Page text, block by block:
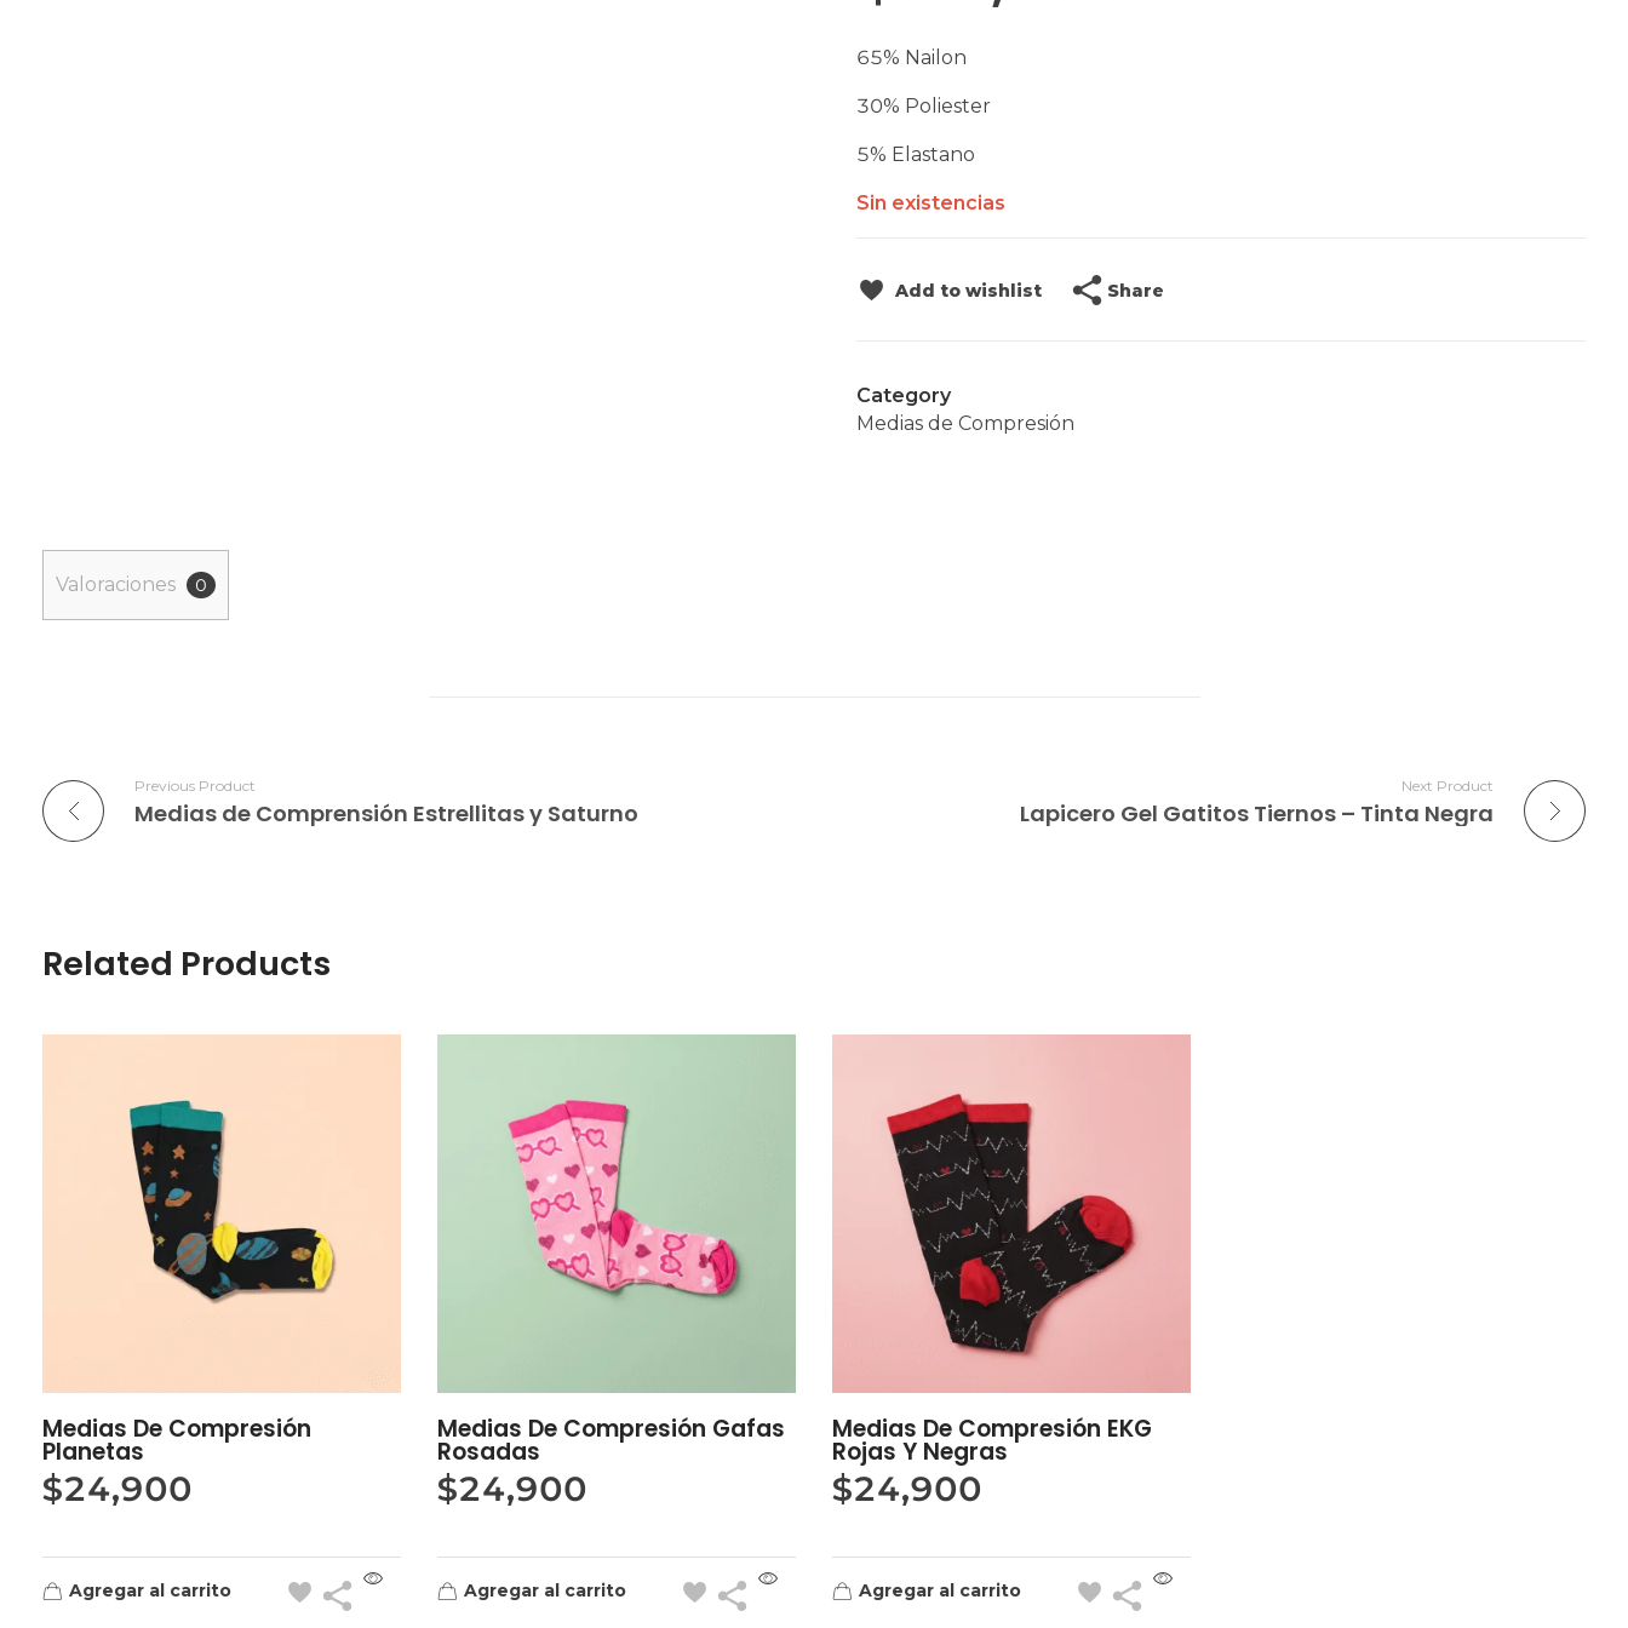
65% Nailon
30% Poliester
5% Elastano
Sin existencias
Add to wishlist Share
Category
Medias de Compresión
Valoraciones 0
Previous Product
Medias de Comprensión Estrellitas y Saturno
Next Product
Lapicero Gel Gatitos Tiernos – Tinta Negra
Related Products
Medias De Compresión
Planetas
$24,900
Agregar al carrito
Medias De Compresión Gafas
Rosadas
$24,900
Agregar al carrito
Medias De Compresión EKG
Rojas Y Negras
$24,900
Agregar al carrito